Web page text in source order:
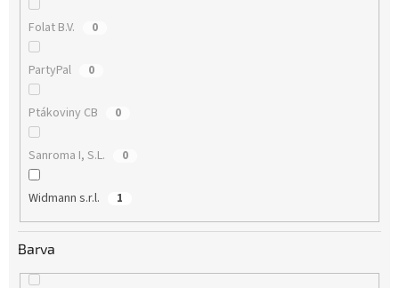
Folat B.V. 0
PartyPal 0
Ptákoviny CB 0
Sanroma I, S.L. 0
Widmann s.r.l. 1
Barva